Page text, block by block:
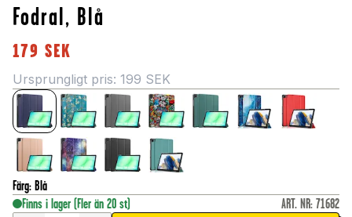
Fodral, Blå
179 SEK
Ursprungligt pris: 199 SEK
Färg: Blå
Finns i lager (Fler än 20 st) ART. NR: 71682